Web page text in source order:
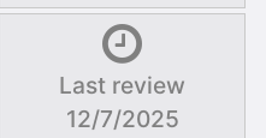
Last review
12/7/2025